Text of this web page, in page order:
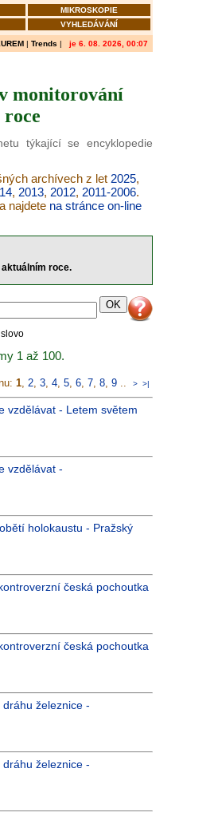
MIKROSKOPIE
VYHLEDÁVÁNÍ
| Trends | je 6. 08. 2026, 00:07
monitorování
roce
týkající se encyklopedie
archívech z let 2025,
, 2013, 2012, 2011-2006.
najdete na stránce on-line
roce.
1 až 100.
1, 2, 3, 4, 5, 6, 7, 8, 9 .. > >|
vzdělávat - Letem světem
vzdělávat -
holokaustu - Pražský
česká pochoutka
česká pochoutka
železnice -
železnice -